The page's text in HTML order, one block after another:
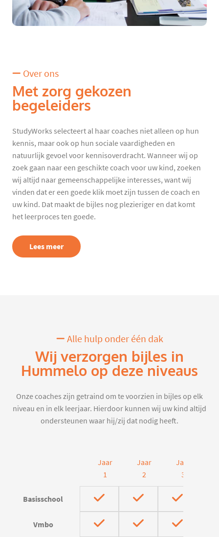
Over ons
Met zorg gekozen
begeleiders
StudyWorks selecteert al haar coaches niet alleen op hun
kennis, maar ook op hun sociale vaardigheden en
natuurlijk gevoel voor kennisoverdracht. Wanneer wij op
zoek gaan naar een geschikte coach voor uw kind, zoeken
wij altijd naar gemeenschappelijke interesses, want wij
vinden dat er een goede klik moet zijn tussen de coach en
uw kind. Dat maakt de bijles nog plezieriger en dat komt
het leerproces ten goede.
Lees meer
Alle hulp onder één dak
Wij verzorgen bijles in
Hummelo op deze niveaus
Onze coaches zijn getraind om te voorzien in bijles op elk
niveau en in elk leerjaar. Hierdoor kunnen wij uw kind altijd
ondersteunen waar hij/zij dat nodig heeft.
Jaar
1
Jaar
2
Jaar
3
Basisschool
Vmbo